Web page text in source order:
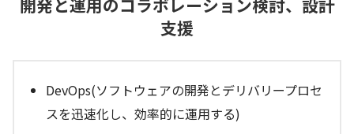
開発と運用のコラボレーション検討、設計
支援
DevOps(ソフトウェアの開発とデリバリープロセ
スを迅速化し、効率的に運用する)